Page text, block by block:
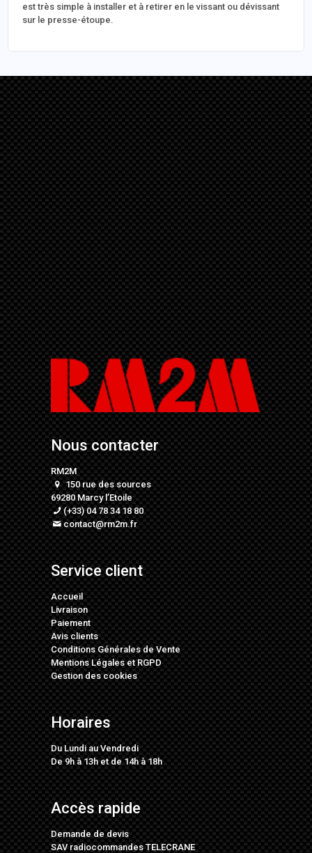
est très simple à installer et à retirer en le vissant ou dévissant
sur le presse-étoupe.
Nous contacter
RM2M
150 rue des sources
69280 Marcy l’Etoile
(+33) 04 78 34 18 80
contact@rm2m.fr
Service client
Accueil
Livraison
Paiement
Avis clients
Conditions Générales de Vente
Mentions LégalesetRGPD
Gestion des cookies
Horaires
Du Lundi au Vendredi
De 9h à 13h et de 14h à 18h
Accès rapide
Demande de devis
SAV radiocommandes TELECRANE